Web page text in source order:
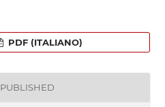
PDF (ITALIANO)
PUBLISHED